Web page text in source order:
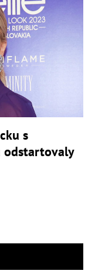
s
odstartovaly